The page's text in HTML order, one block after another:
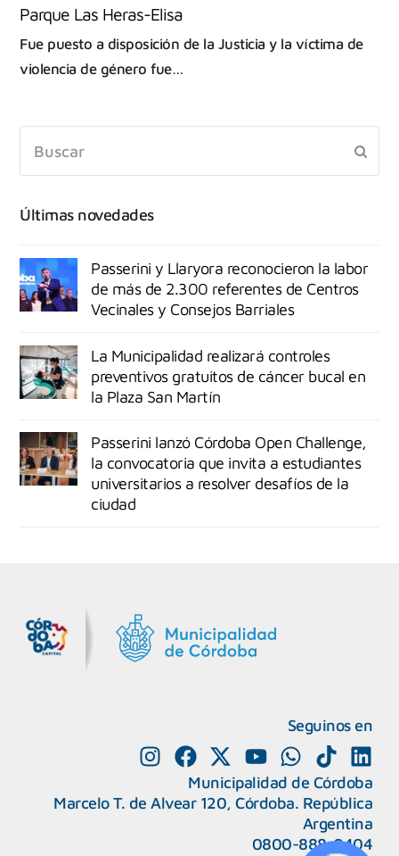
Parque Las Heras-Elisa
Fue puesto a disposición de la Justicia y la víctima de
violencia de género fue…
Últimas novedades
Passerini y Llaryora reconocieron la labor
de más de 2.300 referentes de Centros
Vecinales y Consejos Barriales
La Municipalidad realizará controles
preventivos gratuitos de cáncer bucal en
la Plaza San Martín
Passerini lanzó Córdoba Open Challenge,
la convocatoria que invita a estudiantes
universitarios a resolver desafíos de la
ciudad
Seguinos en
Municipalidad de Córdoba
Marcelo T. de Alvear 120, Córdoba. República
Argentina
0800-888-0404